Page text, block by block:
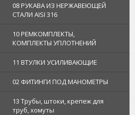
08 РУКАВА ИЗ НЕРЖАВЕЮЩЕЙ
СТАЛИ AISI 316
10 РЕМКОМПЛЕКТЫ,
КОМПЛЕКТЫ УПЛОТНЕНИЙ
11 ВТУЛКИ УСИЛИВАЮЩИЕ
02 ФИТИНГИ ПОД МАНОМЕТРЫ
13 Трубы, штоки, крепеж для
труб, хомуты